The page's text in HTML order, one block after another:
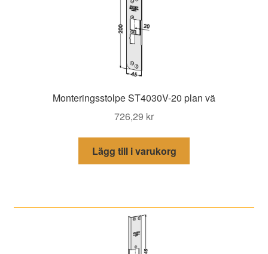
Monteringsstolpe ST4030V-20 plan vä
726,29 kr
Lägg till i varukorg